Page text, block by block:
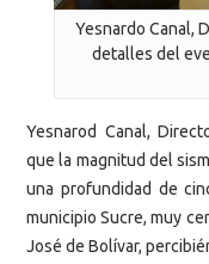
Yesnardo Canal,
detalles del
Yesnarod Canal,
que la magnitud del
una profundidad de
municipio Sucre, muy
José de Bolívar,